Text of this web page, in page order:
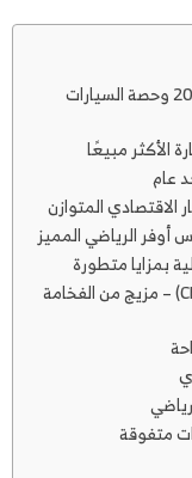
حجم سوق السيارات في السعودية لعام 2024 وحصة السيارات
6- شانجان إيدو بلس (Changan EADO Plus) – مزيج من الفخامة